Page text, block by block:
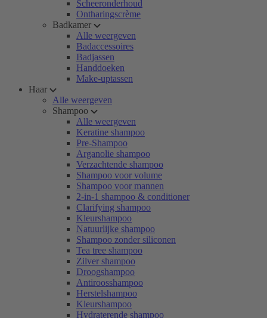
Scheeronderhoud
Ontharingscrème
Badkamer
Alle weergeven
Badaccessoires
Badjassen
Handdoeken
Make-uptassen
Haar
Alle weergeven
Shampoo
Alle weergeven
Keratine shampoo
Pre-Shampoo
Arganolie shampoo
Verzachtende shampoo
Shampoo voor volume
Shampoo voor mannen
2-in-1 shampoo & conditioner
Clarifying shampoo
Kleurshampoo
Natuurlijke shampoo
Shampoo zonder siliconen
Tea tree shampoo
Zilver shampoo
Droogshampoo
Antiroosshampoo
Herstelshampoo
Kleurshampoo
Hydraterende shampoo